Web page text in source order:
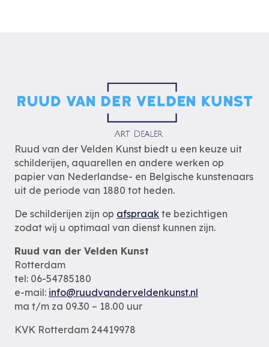
Ruud van der Velden Kunst biedt u een keuze uit
schilderijen, aquarellen en andere werken op
papier van Nederlandse- en Belgische kunstenaars
uit de periode van 1880 tot heden.
De schilderijen zijn op afspraak te bezichtigen
zodat wij u optimaal van dienst kunnen zijn.
Ruud van der Velden Kunst
Rotterdam
tel: 06-54785180
e-mail: info@ruudvanderveldenkunst.nl
ma t/m za 09.30 – 18.00 uur
KVK Rotterdam 24419978